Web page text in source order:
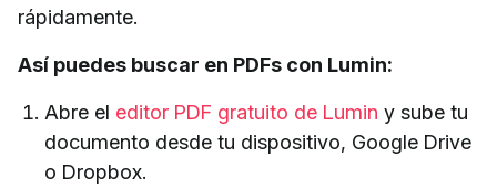
rápidamente.
Así puedes buscar en PDFs con Lumin:
Abre el editor PDF gratuito de Lumin y sube tu
documento desde tu dispositivo, Google Drive
o Dropbox.